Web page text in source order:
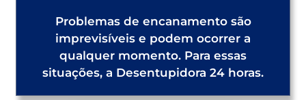
Problemas de encanamento são
imprevisíveis e podem ocorrer a
qualquer momento. Para essas
situações, a Desentupidora 24 horas.